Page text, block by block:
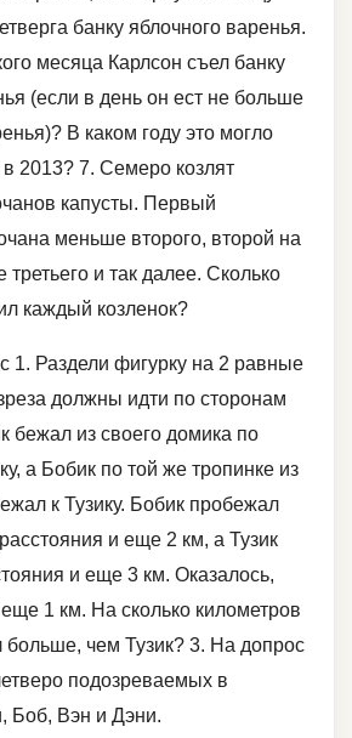
банку яблочного варенья.
месяца Карлсон съел банку
(если в день он ест не больше
В каком году это могло
2013? 7. Семеро козлят
капусты. Первый
меньше второго, второй на
и так далее. Сколько
каждый козленок?
1. Раздели фигурку на 2 равные
должны идти по сторонам
бежал из своего домика по
а Бобик по той же тропинке из
к Тузику. Бобик пробежал
и еще 2 км, а Тузик
и еще 3 км. Оказалось,
1 км. На сколько километров
больше, чем Тузик? 3. На допрос
подозреваемых в
Боб, Вэн и Дэни.